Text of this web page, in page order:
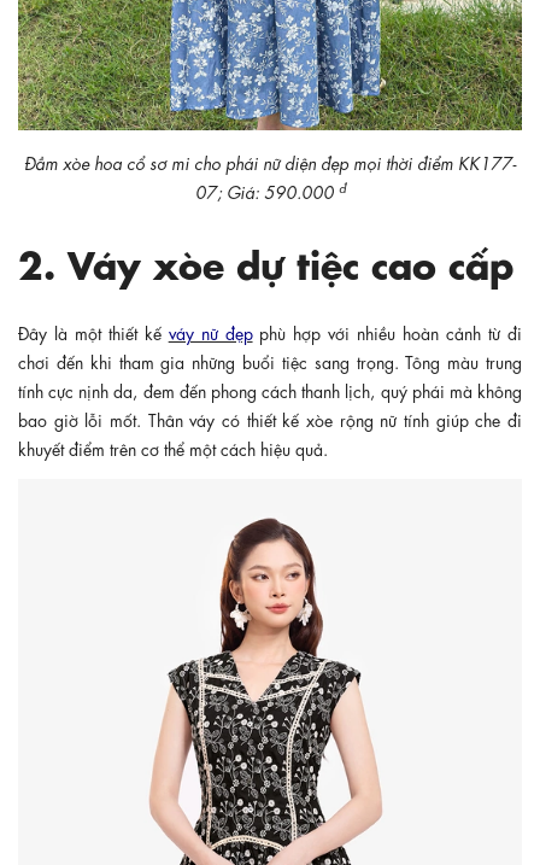
Đầm xòe hoa cổ sơ mi cho phái nữ diện đẹp mọi thời điểm KK177-
07; Giá: 590.000 đ
2. Váy xòe dự tiệc cao cấp
Đây là một thiết kế váy nữ đẹpphù hợp với nhiều hoàn cảnh từ đi
chơi đến khi tham gia những buổi tiệc sang trọng. Tông màu trung
tính cực nịnh da, đem đến phong cách thanh lịch, quý phái mà không
bao giờ lỗi mốt. Thân váy có thiết kế xòe rộng nữ tính giúp che đi
khuyết điểm trên cơ thể một cách hiệu quả.